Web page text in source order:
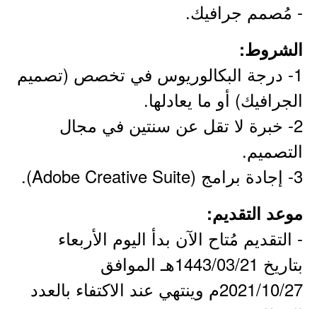
- مُصمم جرافيك.
الشروط:
1- درجة البكالوريوس في تخصص (تصميم
الجرافيك) أو ما يعادلها.
2- خبرة لا تقل عن سنتين في مجال
التصميم.
3- إجادة برامج (Adobe Creative Suite).
موعد التقديم:
- التقديم مُتاح الآن بدأ اليوم الأربعاء
بتاريخ 1443/03/21هـ الموافق
2021/10/27م وينتهي عند الاكتفاء بالعدد